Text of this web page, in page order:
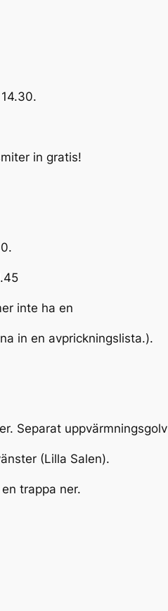
in gratis!
inte ha en
in en avprickningslista.).
Separat uppvärmningsgolv
(Lilla Salen).
trappa ner.